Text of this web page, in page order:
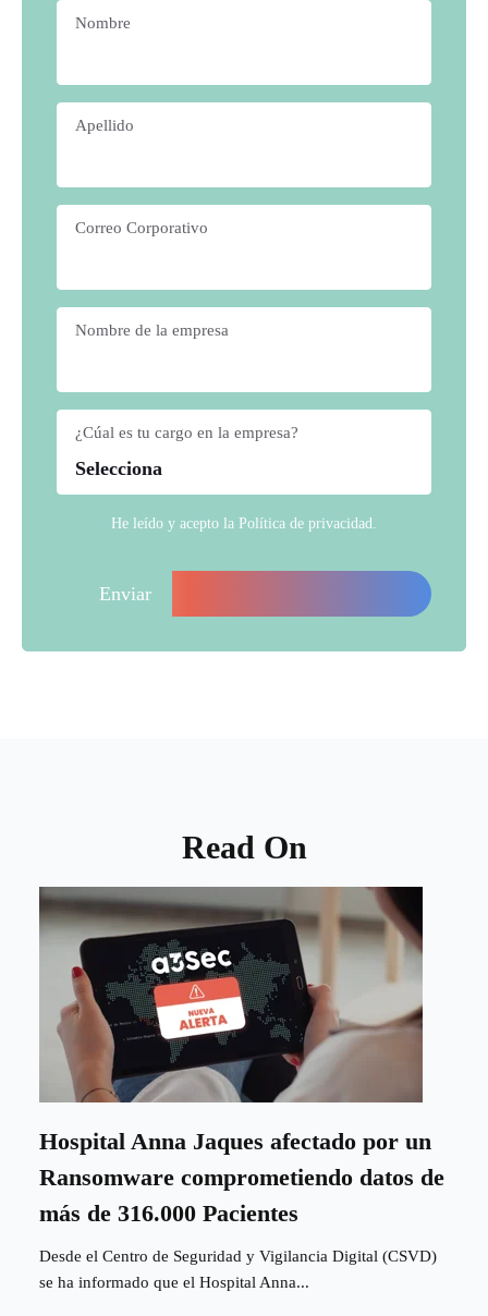
Nombre
Apellido
Correo Corporativo
Nombre de la empresa
¿Cúal es tu cargo en la empresa?
He leído y acepto la Política de privacidad.
Read On
Hospital Anna Jaques afectado por un
Ransomware comprometiendo datos de
más de 316.000 Pacientes
Desde el Centro de Seguridad y Vigilancia Digital (CSVD)
se ha informado que el Hospital Anna...